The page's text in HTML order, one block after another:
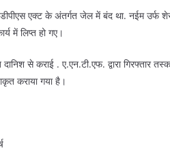
एक्ट के अंतर्गत जेल में बंद था. नईम उर्फ
में लिप्त हो गए।
से कराई . ए.एन.टी.एफ. द्वारा गिरफ्तार
कराया गया है।